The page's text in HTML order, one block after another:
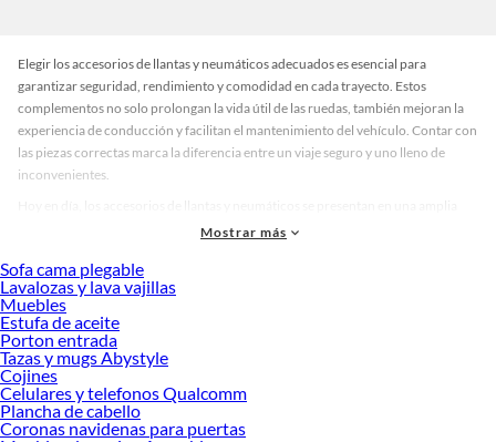
Elegir los accesorios de llantas y neumáticos adecuados es esencial para
garantizar seguridad, rendimiento y comodidad en cada trayecto. Estos
complementos no solo prolongan la vida útil de las ruedas, también mejoran la
experiencia de conducción y facilitan el mantenimiento del vehículo. Contar con
las piezas correctas marca la diferencia entre un viaje seguro y uno lleno de
inconvenientes.
variedad para cubrir distintas necesidades. Puedes encontrar válvulas
protección. Además, existen opciones en diferentes materiales y acabados,
desde diseños clásicos en tonos metálicos hasta propuestas más modernas con
detalles personalizados. Esta diversidad permite comparar alternativas y elegir la
que mejor se adapte a tu estilo y tipo de vehículo.
Al momento de decidir, considera beneficios como la durabilidad, la facilidad de
instalación y la protección que ofrecen frente a factores externos. Un accesorio
bien seleccionado no solo cuida tus neumáticos, también aporta seguridad y
confianza en cada recorrido. Explora nuestras colecciones disponibles y
Mostrar más
Sofa cama plegable
Lavalozas y lava vajillas
Muebles
Estufa de aceite
Porton entrada
Tazas y mugs Abystyle
Cojines
Celulares y telefonos Qualcomm
Plancha de cabello
Coronas navidenas para puertas